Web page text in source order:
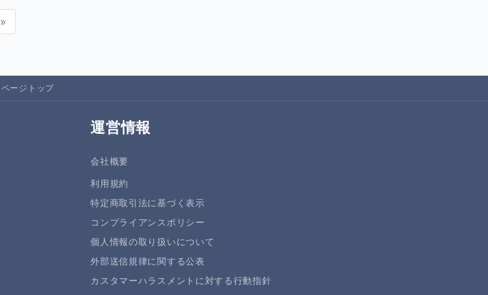
»
ページトップ
運営情報
会社概要
利用規約
特定商取引法に基づく表示
コンプライアンスポリシー
個人情報の取り扱いについて
外部送信規律に関する公表
カスタマーハラスメントに対する行動指針